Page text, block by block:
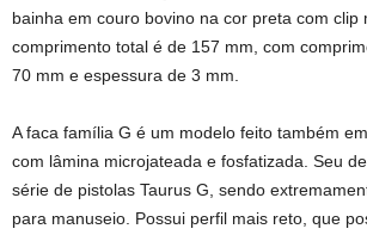
bainha em couro bovino na cor preta com clip
comprimento total é de 157 mm, com
70 mm e espessura de 3 mm.
A faca família G é um modelo feito também
com lâmina microjateada e fosfatizada. Seu
série de pistolas Taurus G, sendo
para manuseio. Possui perfil mais reto, que